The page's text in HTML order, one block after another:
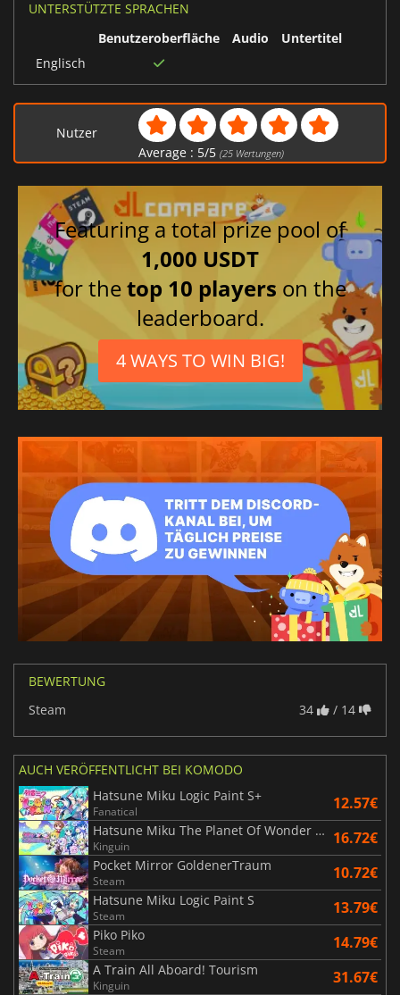
UNTERSTÜTZTE SPRACHEN
Benutzeroberfläche
Audio
Untertitel
Englisch
Nutzer
Average : 5/5 (25Wertungen)
Featuring a total prize pool of
1,000 USDT
for thetop 10 players on the
leaderboard.
4 WAYS TO WIN BIG!
BEWERTUNG
Steam
34 / 14
AUCH VERÖFFENTLICHT BEI KOMODO
Hatsune Miku Logic Paint S+
Fanatical 12.57€
Hatsune Miku The Planet Of Wonder And Fragments Of Wishes
Kinguin 16.72€
Pocket Mirror GoldenerTraum
Steam 10.72€
Hatsune Miku Logic Paint S
Steam 13.79€
Piko Piko
Steam 14.79€
A Train All Aboard! Tourism
Kinguin 31.67€